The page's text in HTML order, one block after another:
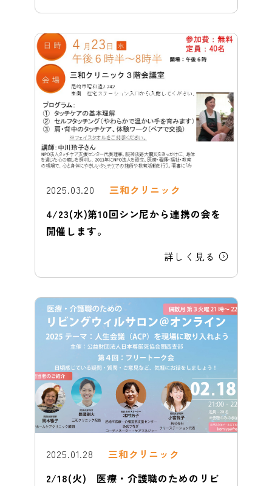
2025.03.20
三和クリニック
4/23(水)第10回シン尼から連携の会を
開催します。
詳しく見る
2025.01.28
三和クリニック
2/18(火) 医療・介護職のためのリビ